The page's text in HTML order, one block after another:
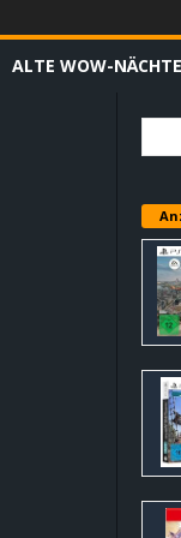
ALTE WOW-NÄCHTE